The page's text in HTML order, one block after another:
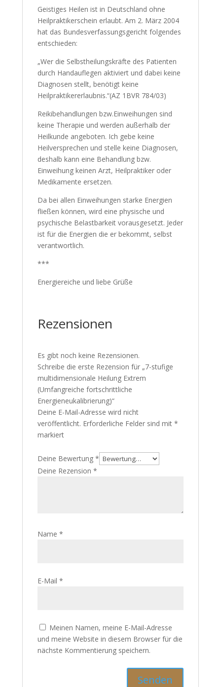
Geistiges Heilen ist in Deutschland ohne
Heilpraktikerschein erlaubt. Am 2. März 2004
hat das Bundesverfassungsgericht folgendes
entschieden:
„Wer die Selbstheilungskräfte des Patienten
durch Handauflegen aktiviert und dabei keine
Diagnosen stellt, benötigt keine
Heilpraktikererlaubnis.“(AZ 1BVR 784/03)
Reikibehandlungen bzw.Einweihungen sind
keine Therapie und werden außerhalb der
Heilkunde angeboten. Ich gebe keine
Heilversprechen und stelle keine Diagnosen,
deshalb kann eine Behandlung bzw.
Einweihung keinen Arzt, Heilpraktiker oder
Medikamente ersetzen.
Da bei allen Einweihungen starke Energien
fließen können, wird eine physische und
psychische Belastbarkeit vorausgesetzt. Jeder
ist für die Energien die er bekommt, selbst
verantwortlich.
***
Energiereiche und liebe Grüße
Rezensionen
Es gibt noch keine Rezensionen.
Schreibe die erste Rezension für „7-stufige
multidimensionale Heilung Extrem
(Umfangreiche fortschrittliche
Energieneukalibrierung)“
Deine E-Mail-Adresse wird nicht
veröffentlicht. Erforderliche Felder sind mit *
markiert
Deine Bewertung *
Deine Rezension *
Name *
E-Mail *
Meinen Namen, meine E-Mail-Adresse
und meine Website in diesem Browser für die
nächste Kommentierung speichern.